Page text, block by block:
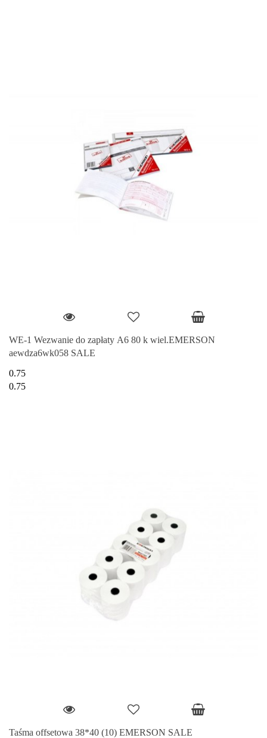
WE-1 Wezwanie do zapłaty A6 80 k wiel.EMERSON
aewdza6wk058 SALE
0.75
0.75
Taśma offsetowa 38*40 (10) EMERSON SALE